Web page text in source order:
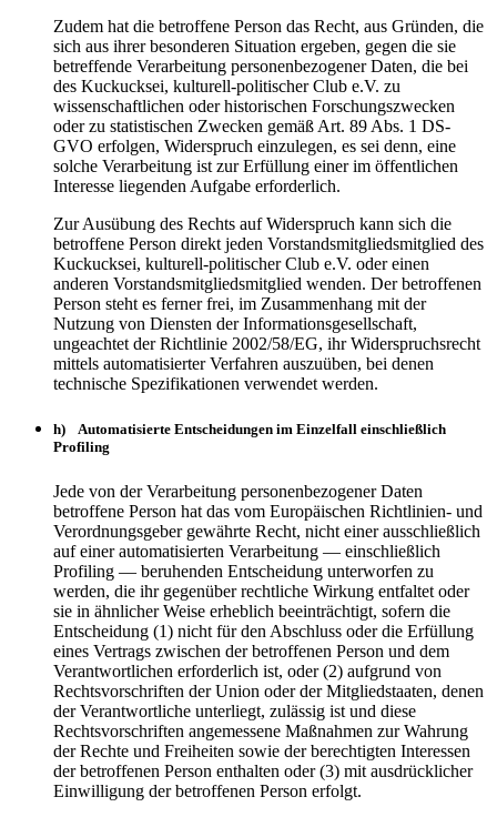
Zudem hat die betroffene Person das Recht, aus Gründen, die
sich aus ihrer besonderen Situation ergeben, gegen die sie
betreffende Verarbeitung personenbezogener Daten, die bei
des Kuckucksei, kulturell-politischer Club e.V. zu
wissenschaftlichen oder historischen Forschungszwecken
oder zu statistischen Zwecken gemäß Art. 89 Abs. 1 DS-
GVO erfolgen, Widerspruch einzulegen, es sei denn, eine
solche Verarbeitung ist zur Erfüllung einer im öffentlichen
Interesse liegenden Aufgabe erforderlich.
Zur Ausübung des Rechts auf Widerspruch kann sich die
betroffene Person direkt jeden Vorstandsmitgliedsmitglied des
Kuckucksei, kulturell-politischer Club e.V. oder einen
anderen Vorstandsmitgliedsmitglied wenden. Der betroffenen
Person steht es ferner frei, im Zusammenhang mit der
Nutzung von Diensten der Informationsgesellschaft,
ungeachtet der Richtlinie 2002/58/EG, ihr Widerspruchsrecht
mittels automatisierter Verfahren auszuüben, bei denen
technische Spezifikationen verwendet werden.
h) Automatisierte Entscheidungen im Einzelfall einschließlich
Profiling
Jede von der Verarbeitung personenbezogener Daten
betroffene Person hat das vom Europäischen Richtlinien- und
Verordnungsgeber gewährte Recht, nicht einer ausschließlich
auf einer automatisierten Verarbeitung — einschließlich
Profiling — beruhenden Entscheidung unterworfen zu
werden, die ihr gegenüber rechtliche Wirkung entfaltet oder
sie in ähnlicher Weise erheblich beeinträchtigt, sofern die
Entscheidung (1) nicht für den Abschluss oder die Erfüllung
eines Vertrags zwischen der betroffenen Person und dem
Verantwortlichen erforderlich ist, oder (2) aufgrund von
Rechtsvorschriften der Union oder der Mitgliedstaaten, denen
der Verantwortliche unterliegt, zulässig ist und diese
Rechtsvorschriften angemessene Maßnahmen zur Wahrung
der Rechte und Freiheiten sowie der berechtigten Interessen
der betroffenen Person enthalten oder (3) mit ausdrücklicher
Einwilligung der betroffenen Person erfolgt.